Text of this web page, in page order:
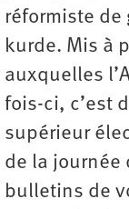
réformiste de
kurde. Mis à
auxquelles
fois-ci, c’est
supérieur
de la journée
bulletins de